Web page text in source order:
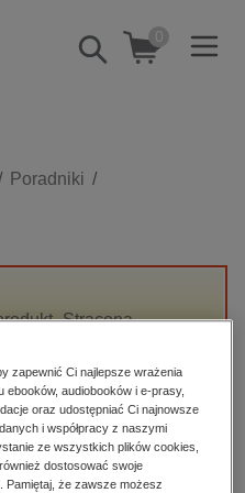
Pokaż/schowaj
wyszukiwarkę
0
wnętrz
informatyka
Poradniki
„Stracona
zapewnić Ci najlepsze wrażenia
audiobooków i e-prasy,
oraz udostępniać Ci najnowsze
i współpracy z naszymi
ze wszystkich plików cookies,
dostosować swoje
Pamiętaj, że zawsze możesz